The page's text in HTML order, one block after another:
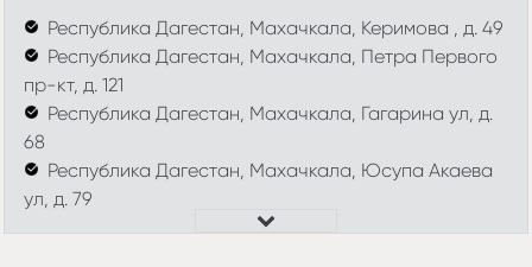
Республика Дагестан, Махачкала, Керимова , д. 49
Республика Дагестан, Махачкала, Петра Первого
пр-кт, д. 121
Республика Дагестан, Махачкала, Гагарина ул, д.
68
Республика Дагестан, Махачкала, Юсупа Акаева
ул, д. 79